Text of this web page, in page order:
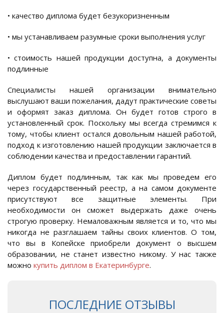
• качество диплома будет безукоризненным
• мы устанавливаем разумные сроки выполнения услуг
• стоимость нашей продукции доступна, а документы
подлинные
Специалисты нашей организации внимательно
выслушают ваши пожелания, дадут практические советы
и оформят заказ диплома. Он будет готов строго в
установленный срок. Поскольку мы всегда стремимся к
тому, чтобы клиент остался довольным нашей работой,
подход к изготовлению нашей продукции заключается в
соблюдении качества и предоставлении гарантий.
Диплом будет подлинным, так как мы проведем его
через государственный реестр, а на самом документе
присутствуют все защитные элементы. При
необходимости он сможет выдержать даже очень
строгую проверку. Немаловажным является и то, что мы
никогда не разглашаем тайны своих клиентов. О том,
что вы в Копейске приобрели документ о высшем
образовании, не станет известно никому. У нас также
можно купить диплом в Екатеринбурге.
ПОСЛЕДНИЕ ОТЗЫВЫ